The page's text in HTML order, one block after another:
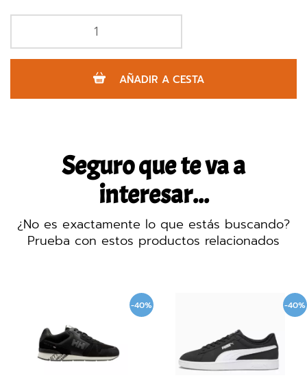
AÑADIR A CESTA
Seguro que te va a
interesar...
¿No es exactamente lo que estás buscando?
Prueba con estos productos relacionados
-40% -40%